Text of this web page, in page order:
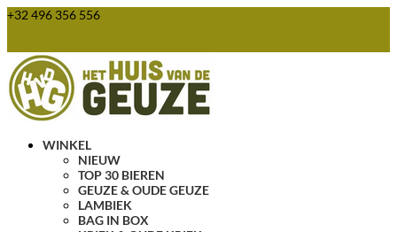
+32 496 356 556
WINKEL
NIEUW
TOP 30 BIEREN
GEUZE & OUDE GEUZE
LAMBIEK
BAG IN BOX